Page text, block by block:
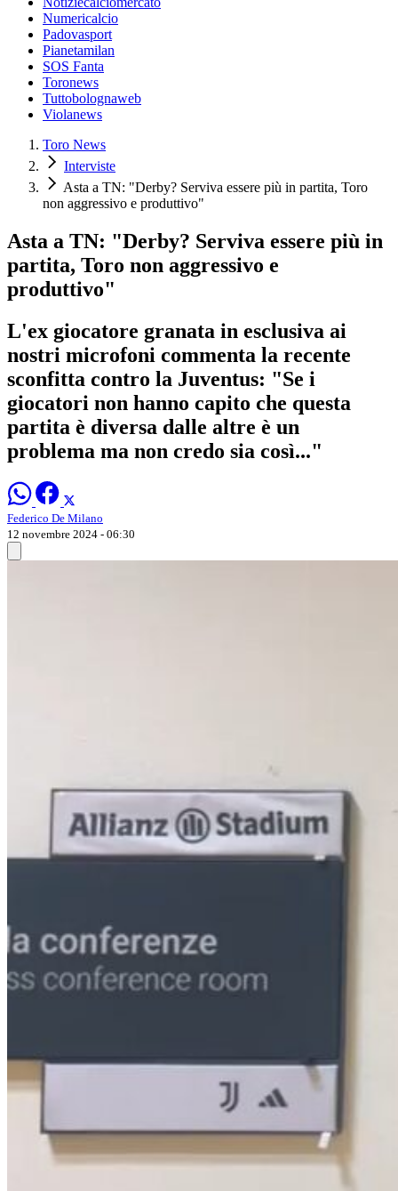
Numericalcio
Padovasport
Pianetamilan
SOS Fanta
Toronews
Tuttobolognaweb
Violanews
Toro News
Interviste
Asta a TN: "Derby? Serviva essere più in partita, Toro
non aggressivo e produttivo"
Asta a TN: "Derby? Serviva essere più in
partita, Toro non aggressivo e
produttivo"
L'ex giocatore granata in esclusiva ai
nostri microfoni commenta la recente
sconfitta contro la Juventus: "Se i
giocatori non hanno capito che questa
partita è diversa dalle altre è un
problema ma non credo sia così..."
Federico De Milano
12 novembre 2024 - 06:30